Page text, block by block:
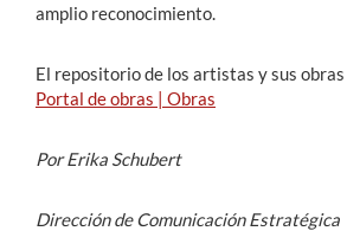
amplio reconocimiento.
El repositorio de los artistas y sus
Portal de obras | Obras
Por Erika Schubert
Dirección de Comunicación Estratégica